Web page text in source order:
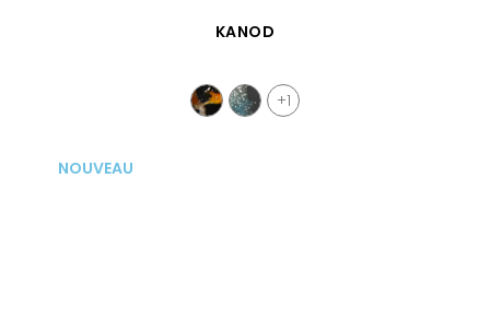
APERÇU RAPIDE
KANOD
+1
NOUVEAU